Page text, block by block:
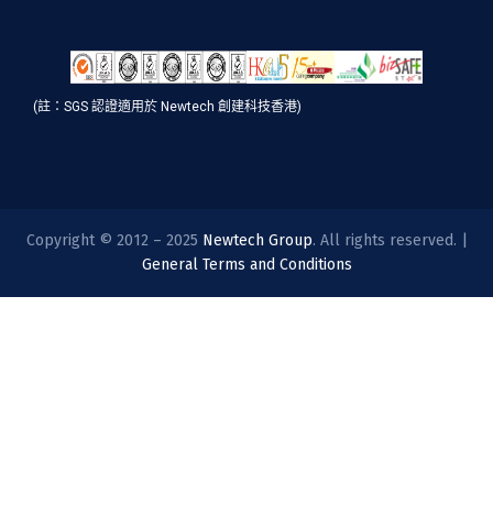
(註：SGS 認證適用於 Newtech 創建科技香港)
Copyright © 2012 – 2025 Newtech Group. All rights reserved. |
General Terms and Conditions